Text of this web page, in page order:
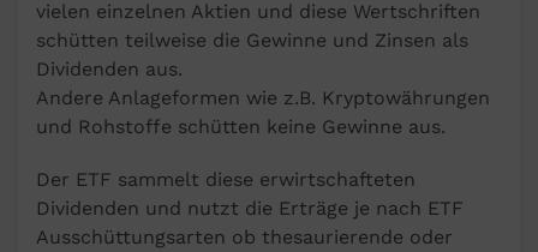
vielen einzelnen Aktien und diese Wertschriften
schütten teilweise die Gewinne und Zinsen als
Dividenden aus.
Andere Anlageformen wie z.B. Kryptowährungen
und Rohstoffe schütten keine Gewinne aus.
Der ETF sammelt diese erwirtschafteten
Dividenden und nutzt die Erträge je nach ETF
Ausschüttungsarten ob thesaurierende oder